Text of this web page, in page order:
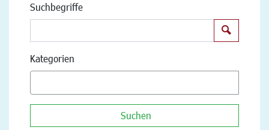
Suchbegriffe
Kategorien
Suchen